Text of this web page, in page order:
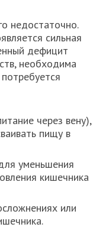
недостаточно.
сильная
дефицит
необходима
через вену),
пищу в
уменьшения
кишечника
или